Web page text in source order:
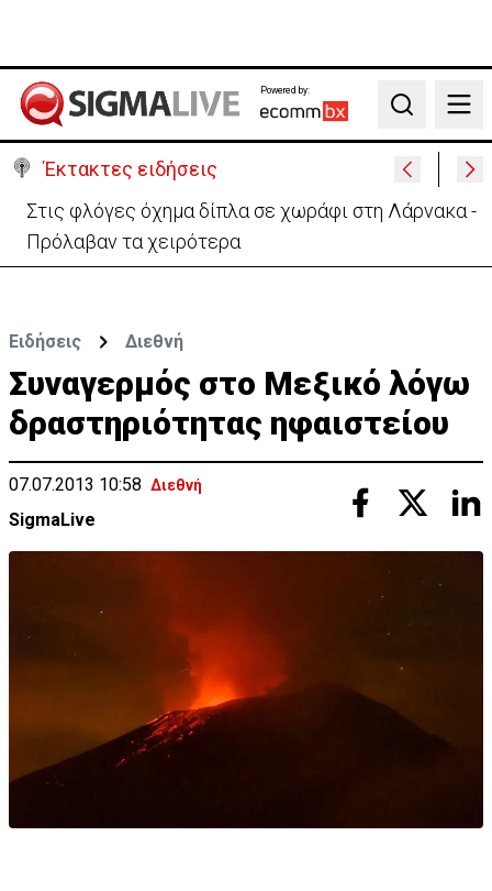
Powered by:
Search
Έκτακτες ειδήσεις
Στις φλόγες όχημα δίπλα σε χωράφι στη Λάρνακα -
Πρόλαβαν τα χειρότερα
Ειδήσεις Διεθνή
Συναγερμός στο Μεξικό λόγω
δραστηριότητας ηφαιστείου
07.07.2013 10:58 Διεθνή
SigmaLive